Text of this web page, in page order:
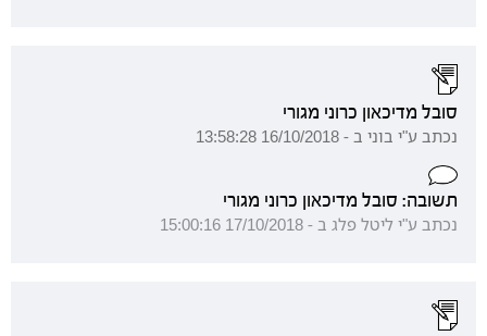
סובל מדיכאון כרוני מגורי
נכתב ע"י בוני ב - 16/10/2018 13:58:28
תשובה: סובל מדיכאון כרוני מגורי
נכתב ע"י ליטל פלג ב - 17/10/2018 15:00:16